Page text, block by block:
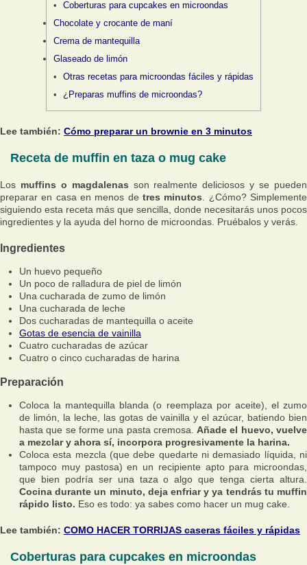
Coberturas para cupcakes en microondas
Chocolate y crocante de maní
Crema de mantequilla
Glaseado de limón
Otras recetas para microondas fáciles y rápidas
¿Preparas muffins de microondas?
Lee también: Cómo preparar un brownie en 3 minutos
Receta de muffin en taza o mug cake
Los muffins o magdalenas son realmente deliciosos y se pueden
preparar en casa en menos de tres minutos . ¿Cómo? Simplemente
siguiendo esta receta más que sencilla, donde necesitarás unos pocos
ingredientes y la ayuda del horno de microondas. Pruébalos y verás.
Ingredientes
Un huevo pequeño
Un poco de ralladura de piel de limón
Una cucharada de zumo de limón
Una cucharada de leche
Dos cucharadas de mantequilla o aceite
Gotas de esencia de vainilla
Cuatro cucharadas de azúcar
Cuatro o cinco cucharadas de harina
Preparación
Coloca la mantequilla blanda (o reemplaza por aceite), el zumo
de limón, la leche, las gotas de vainilla y el azúcar, batiendo bien
hasta que se forme una pasta cremosa.Añade el huevo, vuelve
a mezclar y ahora sí, incorpora progresivamente la harina.
Coloca esta mezcla (que debe quedarte ni demasiado líquida, ni
tampoco muy pastosa) en un recipiente apto para microondas,
que bien podría ser una taza o algo que tenga cierta altura.
Cocina durante un minuto, deja enfriar y ya tendrás tu muffin
rápido listo. Eso es todo: ya sabes como hacer un mug cake.
Lee también: COMO HACER TORRIJAS caseras fáciles y rápidas
Coberturas para cupcakes en microondas